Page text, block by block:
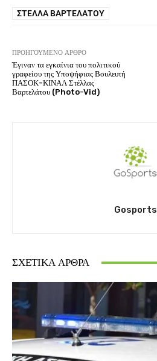
ΣΤΈΛΛΑ ΒΑΡΤΕΛΆΤΟΥ
ΠΡΟΗΓΟΎΜΕΝΟ ΆΡΘΡΟ
Έγιναν τα εγκαίνια του πολιτικού
γραφείου της Υποψήφιας Βουλευτή
ΠΑΣΟΚ-ΚΙΝΑΛ Στέλλας
Βαρτελάτου (Photo-Vid)
Gosports
ΣΧΕΤΙΚΆ ΆΡΘΡΑ